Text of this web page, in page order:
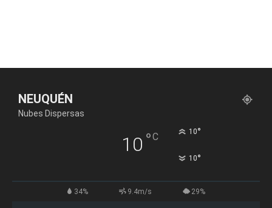
NEUQUÉN
Nubes Dispersas
10 °C 10°
10°
34% 9.4m/s 29%